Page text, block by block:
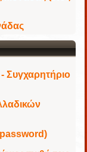
- Συγχαρητήριο